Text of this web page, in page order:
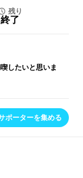
残り
終了
したいと思いま
ポーターを集める